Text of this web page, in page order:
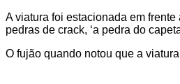
A viatura foi estacionada em
pedras de crack, ‘a pedra do
O fujão quando notou que a